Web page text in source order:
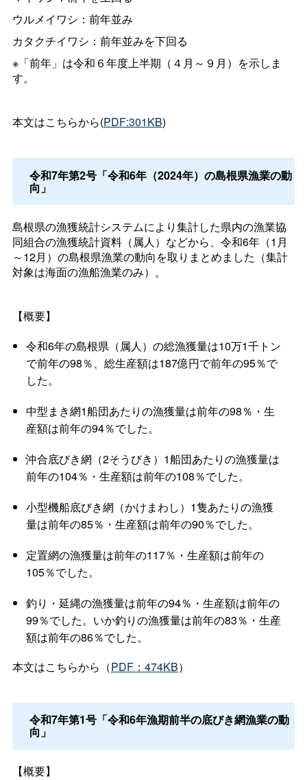
ウルメイワシ：前年並み
カタクチイワシ：前年並みを下回る
※「前年」は令和６年度上半期（４月～９月）を示しま
す。
本文はこちらから(PDF:301KB)
令和7年第2号「令和6年（2024年）の島根県漁業の動
向」
島根県の漁獲統計システムにより集計した県内の漁業協
同組合の漁獲統計資料（属人）などから、令和6年（1月
～12月）の島根県漁業の動向を取りまとめました（集計
対象は海面の漁船漁業のみ）。
【概要】
令和6年の島根県（属人）の総漁獲量は10万1千トン
で前年の98％、総生産額は187億円で前年の95％で
した。
中型まき網1船団あたりの漁獲量は前年の98％・生
産額は前年の94％でした。
沖合底びき網（2そうびき）1船団あたりの漁獲量は
前年の104％・生産額は前年の108％でした。
小型機船底びき網（かけまわし）1隻あたりの漁獲
量は前年の85％・生産額は前年の90％でした。
定置網の漁獲量は前年の117％・生産額は前年の
105％でした。
釣り・延縄の漁獲量は前年の94％・生産額は前年の
99％でした。いか釣りの漁獲量は前年の83％・生産
額は前年の86％でした。
本文はこちらから（PDF：474KB）
令和7年第1号「令和6年漁期前半の底びき網漁業の動
向」
【概要】